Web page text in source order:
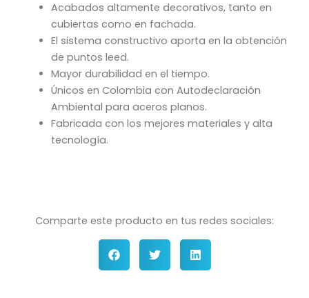
Acabados altamente decorativos, tanto en
cubiertas como en fachada.
El sistema constructivo aporta en la obtención
de puntos leed.
Mayor durabilidad en el tiempo.
Únicos en Colombia con Autodeclaración
Ambiental para aceros planos.
Fabricada con los mejores materiales y alta
tecnología.
Comparte este producto en tus redes sociales: